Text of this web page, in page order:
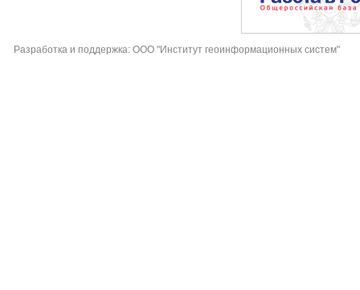
Разработка и поддержка: ООО "Институт геоинформационных систем"